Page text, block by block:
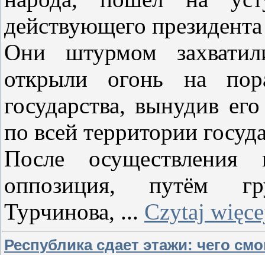
действующего
Они штурмом
открыли огонь на
государства, вынудив
по всей территории
После осуществления
оппозиция, путём
Турчинова, ... Czytaj
Республика сдает этажи: чего